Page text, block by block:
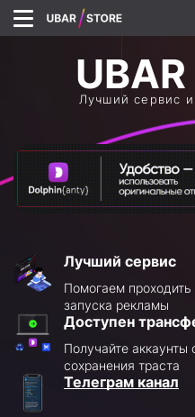
Лучший сервис
Лучший сервис
Помогаем проходить
запуска рекламы
Доступен
Получайте
сохранения траста
Телеграм канал